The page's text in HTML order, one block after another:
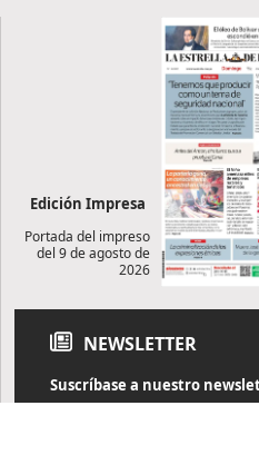
Edición Impresa
Portada del impreso
del 9 de agosto de
2026
NEWSLETTER
Suscríbase a nuestro
Reciba diariamente